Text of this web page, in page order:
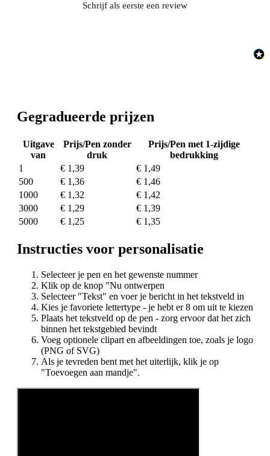
Schrijf als eerste een review
Gegradueerde prijzen
Uitgave
van
Prijs/Pen zonder
druk
Prijs/Pen met 1-zijdige
bedrukking
1
€ 1,39
€ 1,49
500
€ 1,36
€ 1,46
1000
€ 1,32
€ 1,42
3000
€ 1,29
€ 1,39
5000
€ 1,25 € 1,35
Instructies voor personalisatie
Selecteer je pen en het gewenste nummer
Klik op de knop "Nu ontwerpen
Selecteer "Tekst" en voer je bericht in het tekstveld in
Kies je favoriete lettertype - je hebt er 8 om uit te kiezen
Plaats het tekstveld op de pen - zorg ervoor dat het zich
binnen het tekstgebied bevindt
Voeg optionele clipart en afbeeldingen toe, zoals je logo
(PNG of SVG)
Als je tevreden bent met het uiterlijk, klik je op
"Toevoegen aan mandje".